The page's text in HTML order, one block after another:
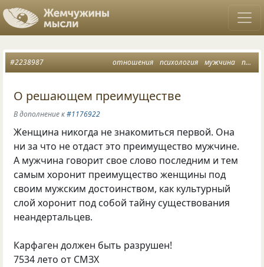
отношения психология мужчина преимущество
#2238987
О решающем преимуществе
В дополнение к#1176922
Женщина никогда не знакомиться первой. Она
ни за что не отдаст это преимущество мужчине.
А мужчина говорит свое слово последним и тем
самым хоронит преимущество женщины под
своим мужским достоинством, как культурный
слой хоронит под собой тайну существования
неандертальцев.
Карфаген должен быть разрушен!
7534 лето от СМЗХ